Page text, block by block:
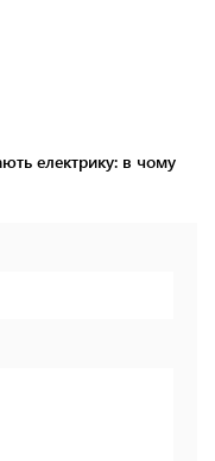
електрику: в чому